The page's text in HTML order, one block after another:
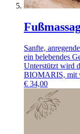
Sanfte,
ein belebendes
Unterstützt wird
BIOMARIS, mit
€ 34,00